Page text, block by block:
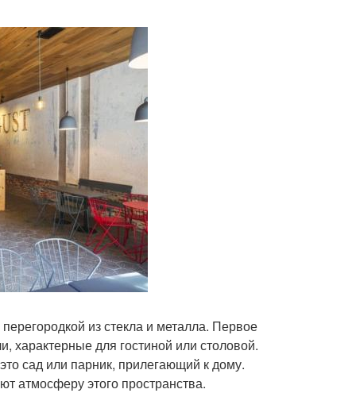
из стекла и металла. Первое
для гостиной или столовой.
сад или парник, прилегающий к дому.
атмосферу этого пространства.